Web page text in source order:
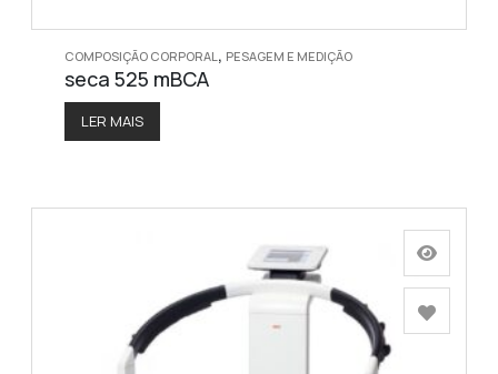
COMPOSIÇÃO CORPORAL, PESAGEM E MEDIÇÃO
seca 525 mBCA
LER MAIS